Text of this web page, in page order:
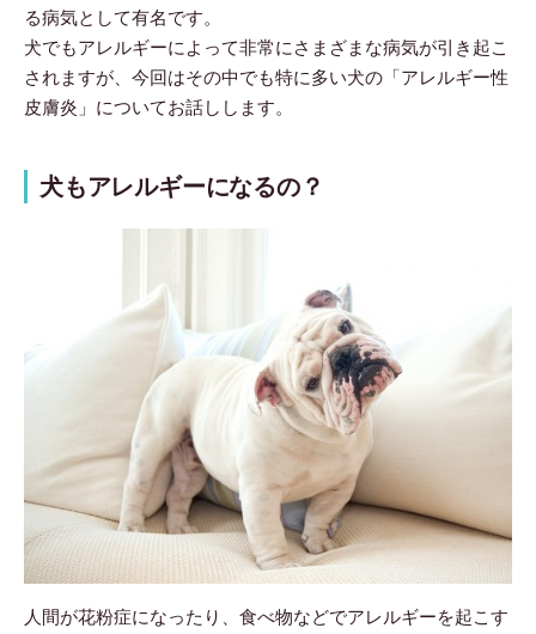
る病気として有名です。
犬でもアレルギーによって非常にさまざまな病気が引き起こ
されますが、今回はその中でも特に多い犬の「アレルギー性
皮膚炎」についてお話しします。
犬もアレルギーになるの？
人間が花粉症になったり、食べ物などでアレルギーを起こす